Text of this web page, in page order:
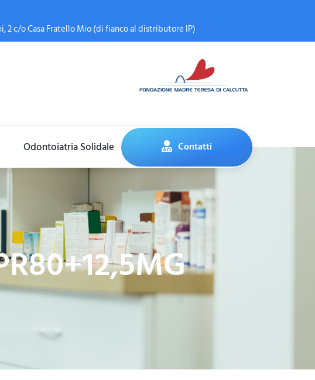
2 c/o Casa Fratello Mio (di fianco al distributore IP)
Odontoiatria Solidale Contatti